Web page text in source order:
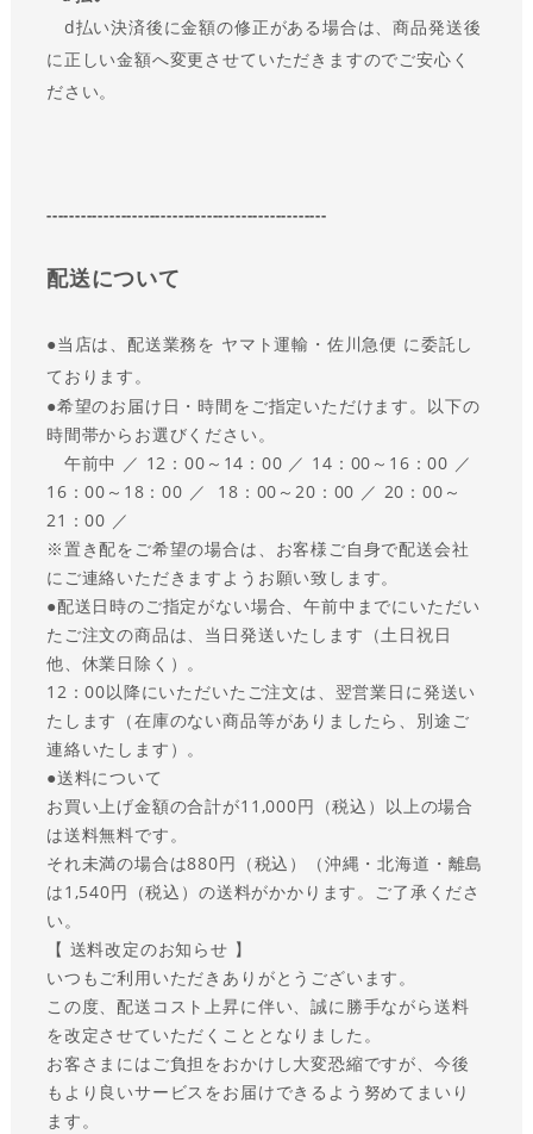
d払い決済後に金額の修正がある場合は、商品発送後
に正しい金額へ変更させていただきますのでご安心く
ださい。
-------------------------------------------------
配送について
●当店は、配送業務を ヤマト運輸・佐川急便 に委託し
ております。
●希望のお届け日・時間をご指定いただけます。以下の
時間帯からお選びください。
午前中 ／ 12：00～14：00 ／ 14：00～16：00 ／
16：00～18：00 ／ 18：00～20：00 ／ 20：00～
21：00 ／
※置き配をご希望の場合は、お客様ご自身で配送会社
にご連絡いただきますようお願い致します。
●配送日時のご指定がない場合、午前中までにいただい
たご注文の商品は、当日発送いたします（土日祝日
他、休業日除く）。
12：00以降にいただいたご注文は、翌営業日に発送い
たします（在庫のない商品等がありましたら、別途ご
連絡いたします）。
●送料について
お買い上げ金額の合計が11,000円（税込）以上の場合
は送料無料です。
それ未満の場合は880円（税込）（沖縄・北海道・離島
は1,540円（税込）の送料がかかります。ご了承くださ
い。
【 送料改定のお知らせ 】
いつもご利用いただきありがとうございます。
この度、配送コスト上昇に伴い、誠に勝手ながら送料
を改定させていただくこととなりました。
お客さまにはご負担をおかけし大変恐縮ですが、今後
もより良いサービスをお届けできるよう努めてまいり
ます。